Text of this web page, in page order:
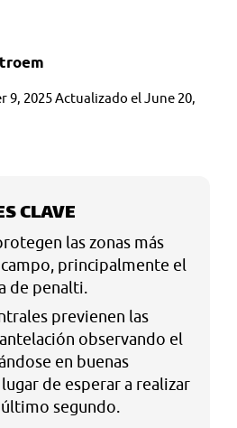
9, 2025 Actualizado el June 20,
CLAVE
las zonas más
principalmente el
de penalti.
previenen las
observando el
en buenas
de esperar a realizar
segundo.